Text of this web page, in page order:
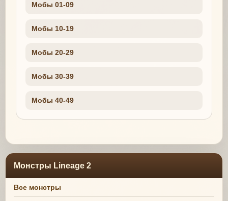
Мобы 01-09
Мобы 10-19
Мобы 20-29
Мобы 30-39
Мобы 40-49
Монстры Lineage 2
Все монстры